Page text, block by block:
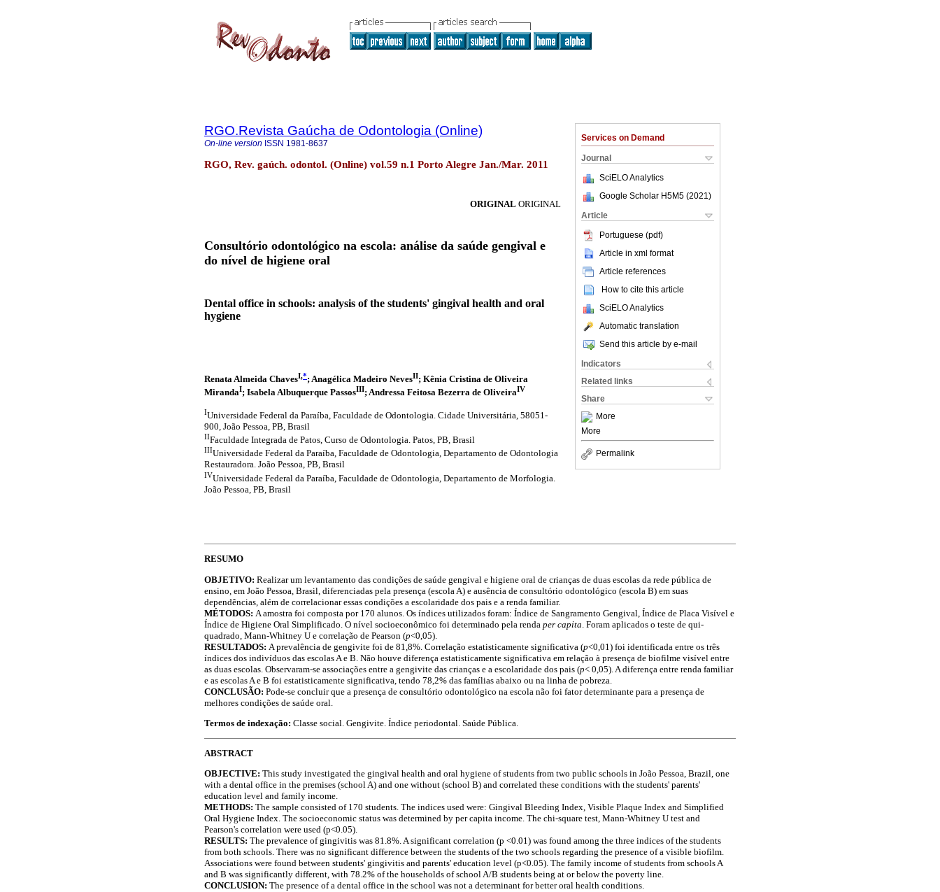
Services on Demand
Journal
SciELO Analytics
Google Scholar H5M5 (2021 )
Article
Portuguese (pdf)
Article in xml format
Article references
How to cite this article
SciELO Analytics
Automatic translation
Send this article by e-mail
Indicators
Related links
Share
More
More
Permalink
RGO.Revista Gaúcha de Odontologia (Online)
On-line version ISSN 1981-8637
RGO, Rev. gaúch. odontol. (Online) vol.59 n.1 Porto Alegre Jan./Mar. 2011
ORIGINAL ORIGINAL
Consultório odontológico na escola: análise da saúde gengival e
do nível de higiene oral
Dental office in schools: analysis of the students' gingival health and oral
hygiene
Renata Almeida ChavesI,*; Anagélica Madeiro NevesII; Kênia Cristina de Oliveira
MirandaI; Isabela Albuquerque PassosIII; Andressa Feitosa Bezerra de OliveiraIV
IUniversidade Federal da Paraíba, Faculdade de Odontologia. Cidade Universitária, 58051-
900, João Pessoa, PB, Brasil
IIFaculdade Integrada de Patos, Curso de Odontologia. Patos, PB, Brasil
IIIUniversidade Federal da Paraíba, Faculdade de Odontologia, Departamento de Odontologia
Restauradora. João Pessoa, PB, Brasil
IVUniversidade Federal da Paraíba, Faculdade de Odontologia, Departamento de Morfologia.
João Pessoa, PB, Brasil
RESUMO
OBJETIVO: Realizar um levantamento das condições de saúde gengival e higiene oral de crianças de duas escolas da rede pública de
ensino, em João Pessoa, Brasil, diferenciadas pela presença (escola A) e ausência de consultório odontológico (escola B) em suas
dependências, além de correlacionar essas condições a escolaridade dos pais e a renda familiar.
MÉTODOS: A amostra foi composta por 170 alunos. Os índices utilizados foram: Índice de Sangramento Gengival, Índice de Placa Visível e
Índice de Higiene Oral Simplificado. O nível socioeconômico foi determinado pela renda per capita . Foram aplicados o teste de qui-
quadrado, Mann-Whitney U e correlação de Pearson (p<0,05).
RESULTADOS: A prevalência de gengivite foi de 81,8%. Correlação estatisticamente significativa (p<0,01) foi identificada entre os três
índices dos indivíduos das escolas A e B. Não houve diferença estatisticamente significativa em relação à presença de biofilme visível entre
as duas escolas. Observaram-se associações entre a gengivite das crianças e a escolaridade dos pais (p< 0,05). A diferença entre renda familiar
e as escolas A e B foi estatisticamente significativa, tendo 78,2% das famílias abaixo ou na linha de pobreza.
CONCLUSÃO: Pode-se concluir que a presença de consultório odontológico na escola não foi fator determinante para a presença de
melhores condições de saúde oral.
Termos de indexação: Classe social. Gengivite. Índice periodontal. Saúde Pública.
ABSTRACT
OBJECTIVE: This study investigated the gingival health and oral hygiene of students from two public schools in João Pessoa, Brazil, one
with a dental office in the premises (school A) and one without (school B) and correlated these conditions with the students' parents'
education level and family income.
METHODS: The sample consisted of 170 students. The indices used were: Gingival Bleeding Index, Visible Plaque Index and Simplified
Oral Hygiene Index. The socioeconomic status was determined by per capita income. The chi-square test, Mann-Whitney U test and
Pearson's correlation were used (p<0.05).
RESULTS: The prevalence of gingivitis was 81.8%. A significant correlation (p <0.01) was found among the three indices of the students
from both schools. There was no significant difference between the students of the two schools regarding the presence of a visible biofilm.
Associations were found between students' gingivitis and parents' education level (p<0.05). The family income of students from schools A
and B was significantly different, with 78.2% of the households of school A/B students being at or below the poverty line.
CONCLUSION: The presence of a dental office in the school was not a determinant for better oral health conditions.